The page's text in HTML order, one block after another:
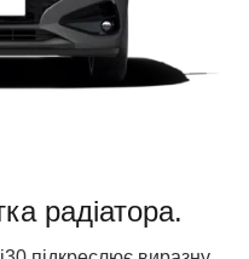
радіатора.